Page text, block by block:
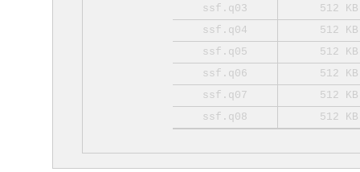
ssf.q03
512 KB
ssf.q04
512 KB
ssf.q05
512 KB
ssf.q06
512 KB
ssf.q07
512 KB
ssf.q08
512 KB